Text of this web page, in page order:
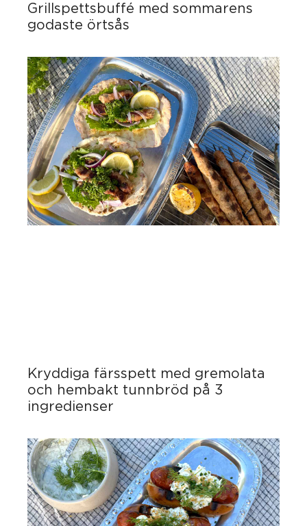
Grillspettsbuffé med sommarens
godaste örtsås
Kryddiga färsspett med gremolata
och hembakt tunnbröd på 3
ingredienser